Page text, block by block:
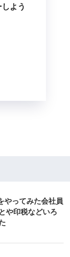
よう
やってみた会社員
や印税などいろ